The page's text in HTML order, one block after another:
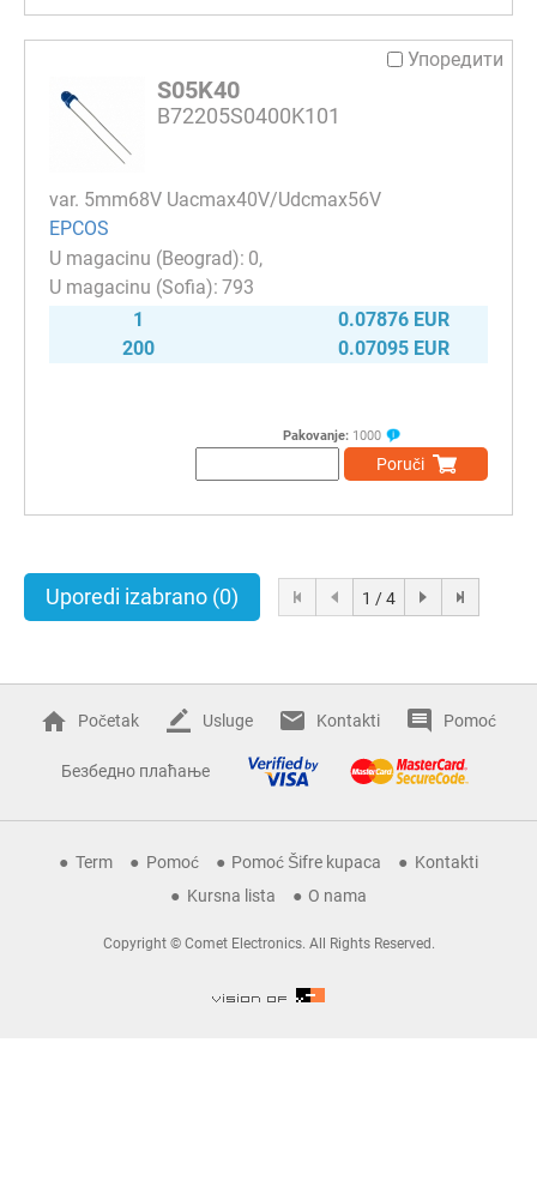
Упоредити
S05K40
B72205S0400K101
var. 5mm68V Uacmax40V/Udcmax56V
EPCOS
0
793
1
0.07876 EUR
200
0.07095 EUR
Pakovanje: 1000
Poruči
Uporedi izabrano (0) 1 / 4
Početak Usluge Kontakti Pomoć
Безбедно плаћање
Term Pomoć Pomoć Šifre kupaca
Kontakti
Kursna lista
O nama
Copyright © Comet Electronics. All Rights Reserved.